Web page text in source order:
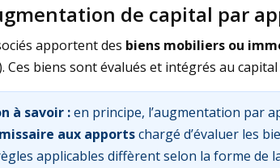
de capital par
apportent des biens mobiliers ou
Ces biens sont évalués et intégrés au capital
à savoir :en principe, l’augmentation par
aux apportschargé d’évaluer les
applicables diffèrent selon la forme de la